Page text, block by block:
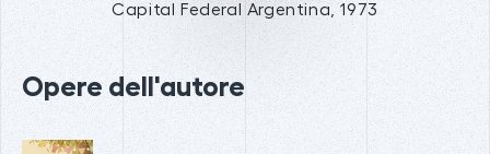
Capital Federal Argentina, 1973
Opere dell'autore